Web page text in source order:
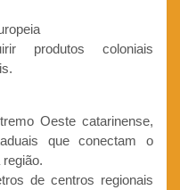
produtos coloniais
Oeste catarinense,
que conectam o
de centros regionais